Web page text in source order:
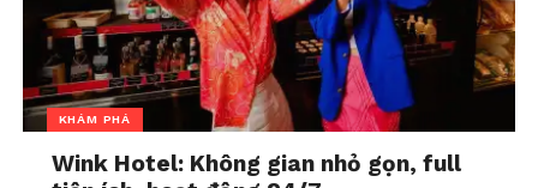
Chúng ta không nhất thiết phải rập khuôn theo
tiền lệ lịch sử trong từng chi tiết, nhưng vẫn có thể
phần nào lấy đó làm nguồn cảm hứng. Ta có thể
nhận ra rằng ước muốn thật sự được kết hôn, rốt
cuộc, có thể là một trong những yếu tố quyết định
KHÁM PHÁ
Wink Hotel: Không gian nhỏ gọn, full